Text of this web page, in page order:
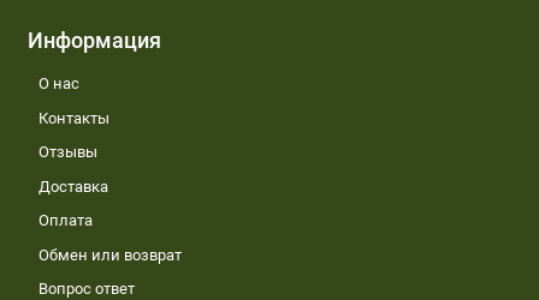
Информация
О нас
Контакты
Отзывы
Доставка
Оплата
Обмен или возврат
Вопрос ответ